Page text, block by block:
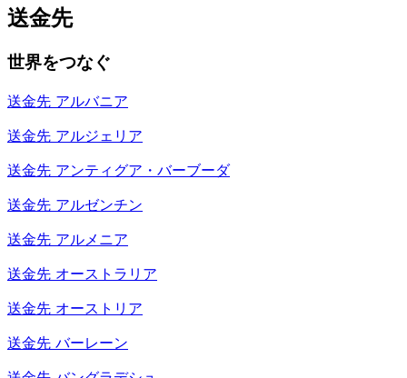
送金先
世界をつなぐ
送金先 アルバニア
送金先 アルジェリア
送金先 アンティグア・バーブーダ
送金先 アルゼンチン
送金先 アルメニア
送金先 オーストラリア
送金先 オーストリア
送金先 バーレーン